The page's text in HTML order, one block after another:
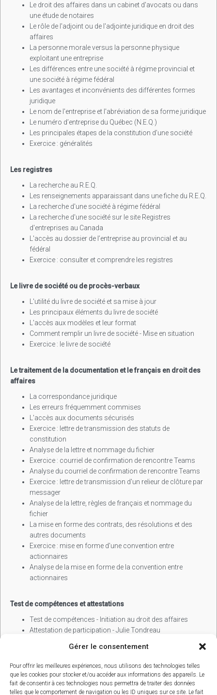
Gérer le consentement
Pour offrir les meilleures expériences, nous utilisons des technologies telles
que les cookies pour stocker et/ou accéder aux informations des appareils. Le
fait de consentir à ces technologies nous permettra de traiter des données
telles que le comportement de navigation ou les ID uniques sur ce site. Le fait
Le droit des affaires dans un cabinet d'avocats ou dans
une étude de notaires
Le rôle de l'adjoint ou de l'adjointe juridique en droit des
affaires
La personne morale versus la personne physique
exploitant une entreprise
Les différences entre une société à régime provincial et
une société à régime fédéral
Les avantages et inconvénients des différentes formes
juridique
Le nom de l'entreprise et l'abréviation de sa forme juridique
Le numéro d’entreprise du Québec (N.E.Q.)
Les principales étapes de la constitution d’une société
Exercice : généralités
Les registres
La recherche au R.E.Q.
Les renseignements apparaissant dans une fiche du R.E.Q.
La recherche d'une société à régime fédéral
La recherche d'une société sur le site Registres
d'entreprises au Canada
L'accès au dossier de l’entreprise au provincial et au
fédéral
Exercice : consulter et comprendre les registres
Le livre de société ou de procès-verbaux
L'utilité du livre de société et sa mise à jour
Les principaux éléments du livre de société
L'accès aux modèles et leur format
Comment remplir un livre de société - Mise en situation
Exercice : le livre de société
Le traitement de la documentation et le français en droit des
affaires
La correspondance juridique
Les erreurs fréquemment commises
L'accès aux documents sécurisés
Exercice : lettre de transmission des statuts de
constitution
Analyse de la lettre et nommage du fichier
Exercice : courriel de confirmation de rencontre Teams
Analyse du courriel de confirmation de rencontre Teams
Exercice : lettre de transmission d'un relieur de clôture par
messager
Analyse de la lettre, règles de français et nommage du
fichier
La mise en forme des contrats, des résolutions et des
autres documents
Exercice : mise en forme d'une convention entre
actionnaires
Analyse de la mise en forme de la convention entre
actionnaires
Test de compétences et attestations
Test de compétences - Initiation au droit des affaires
Attestation de participation - Julie Tondreau